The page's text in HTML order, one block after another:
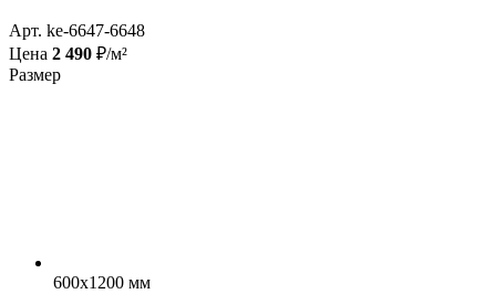
Арт. ke-6647-6648
Цена 2 490 ₽/м²
Размер
600x1200 мм